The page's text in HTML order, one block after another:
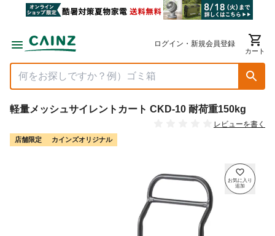
ログイン・新規会員登録
カート
軽量メッシュサイレントカート CKD-10 耐荷重150kg
レビューを書く
店舗限定 カインズオリジナル